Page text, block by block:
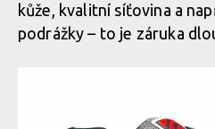
kůže, kvalitní síťovina a
podrážky – to je záruka